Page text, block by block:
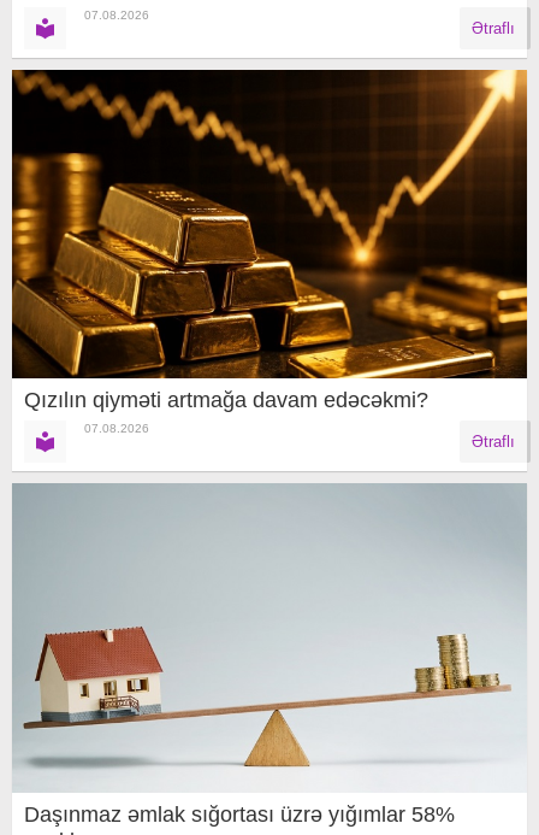
07.08.2026
Ətraflı
Qızılın qiyməti artmağa davam edəcəkmi?
07.08.2026
Ətraflı
Daşınmaz əmlak sığortası üzrə yığımlar 58%